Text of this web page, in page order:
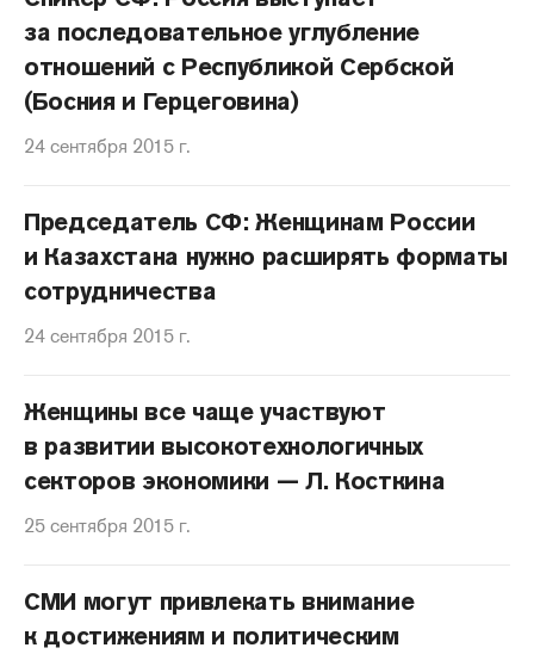
за последовательное углубление
отношений с Республикой Сербской
(Босния и Герцеговина)
24 сентября 2015 г.
Председатель СФ: Женщинам России
и Казахстана нужно расширять форматы
сотрудничества
24 сентября 2015 г.
Женщины все чаще участвуют
в развитии высокотехнологичных
секторов экономики — Л. Косткина
25 сентября 2015 г.
СМИ могут привлекать внимание
к достижениям и политическим